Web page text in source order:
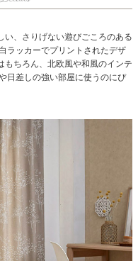
い、さりげない遊びごころのある
ラッカーでプリントされたデザ
もちろん、北欧風や和風のインテ
日差しの強い部屋に使うのにぴ